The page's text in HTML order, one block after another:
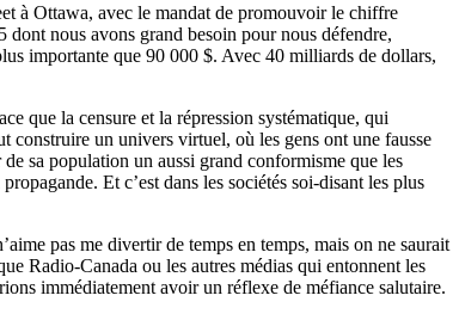
à Ottawa, avec le mandat de promouvoir le chiffre
nous avons grand besoin pour nous défendre,
importante que 90 000 $. Avec 40 milliards de dollars,
que la censure et la répression systématique, qui
construire un univers virtuel, où les gens ont une fausse
sa population un aussi grand conformisme que les
Et c’est dans les sociétés soi-disant les plus
pas me divertir de temps en temps, mais on ne saurait
Radio-Canada ou les autres médias qui entonnent les
immédiatement avoir un réflexe de méfiance salutaire.